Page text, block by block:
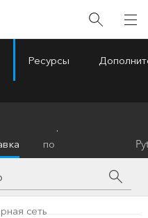
Ресурсы
по
инструментам
сеть